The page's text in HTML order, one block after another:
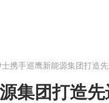
士携手巡鹰新能源集团打造
集团打造